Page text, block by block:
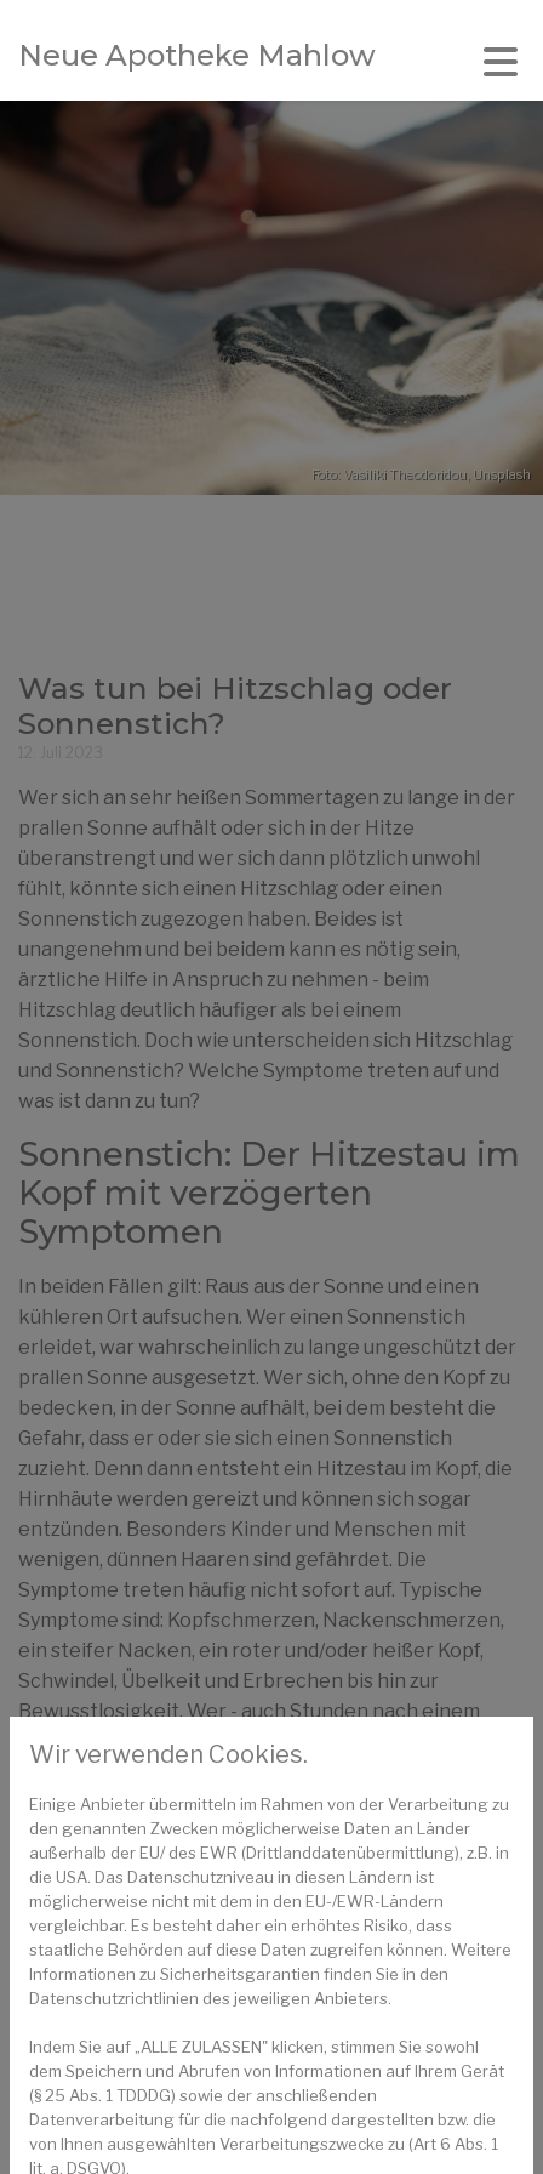
Neue Apotheke Mahlow
Foto: Vasiliki Theodoridou Unsplash
Was tun bei Hitzschlag oder
Sonnenstich?
Wer sich an sehr heißen Sommertagen zu lange in der
prallen Sonne aufhält oder sich in der Hitze
überanstrengt und wer sich dann plötzlich unwohl
fühlt, könnte sich einen Hitzschlag oder einen
Sonnenstich zugezogen haben. Beides ist
unangenehm und bei beidem kann es nötig sein,
ärztliche Hilfe in Anspruch zu nehmen - beim
Hitzschlag deutlich häufiger als bei einem
Sonnenstich. Doch wie unterscheiden sich Hitzschlag
und Sonnenstich? Welche Symptome treten auf und
was ist dann zu tun?
Sonnenstich: Der Hitzestau im
Kopf mit verzögerten
Symptomen
In beiden Fällen gilt: Raus aus der Sonne und einen
kühleren Ort aufsuchen. Wer einen Sonnenstich
erleidet, war wahrscheinlich zu lange ungeschützt der
prallen Sonne ausgesetzt. Wer sich, ohne den Kopf zu
bedecken, in der Sonne aufhält, bei dem besteht die
Gefahr, dass er oder sie sich einen Sonnenstich
zuzieht. Denn dann entsteht ein Hitzestau im Kopf, die
Hirnhäute werden gereizt und können sich sogar
entzünden. Besonders Kinder und Menschen mit
wenigen, dünnen Haaren sind gefährdet. Die
Symptome treten häufig nicht sofort auf. Typische
Symptome sind: Kopfschmerzen, Nackenschmerzen,
ein steifer Nacken, ein roter und/oder heißer Kopf,
Schwindel, Übelkeit und Erbrechen bis hin zur
Bewusstlosigkeit. Wer - auch Stunden nach einem
Aufenthalt in praller Sonne - diese Symptome zeigt,
abgedunkelten Ort mit erhöhtem Oberkörper
hinlegen und den Kopf mit feuchten Tüchern kühlen.
Viel trinken ist wichtig, in Absprache mit Ärztin oder
Arzt können auch Schmerzmittel eingenommen
werden. Sollte die oder der Betroffene das
Bewusstsein verlieren oder sollten sich die
Beschwerden schnell sehr verschlechtern, muss der
Rettungsdienst gerufen werden.
Sie haben Fragen zu Hitzschlag und
Sonnenstich oder Ratgeber im Allgemeinen?
Gesundheits-Experten und -Expertinnen aus
Wir verwenden Cookies.
Einige Anbieter übermitteln im Rahmen von der Verarbeitung zu
den genannten Zwecken möglicherweise Daten an Länder
außerhalb der EU/ des EWR (Drittlanddatenübermittlung), z.B. in
die USA. Das Datenschutzniveau in diesen Ländern ist
möglicherweise nicht mit dem in den EU-/EWR-Ländern
vergleichbar. Es besteht daher ein erhöhtes Risiko, dass
staatliche Behörden auf diese Daten zugreifen können. Weitere
Informationen zu Sicherheitsgarantien finden Sie in den
Datenschutzrichtlinien des jeweiligen Anbieters.
Indem Sie auf „ALLE ZULASSEN" klicken, stimmen Sie sowohl
dem Speichern und Abrufen von Informationen auf Ihrem Gerät
(§ 25 Abs. 1 TDDDG) sowie der anschließenden
Datenverarbeitung für die nachfolgend dargestellten bzw. die
von Ihnen ausgewählten Verarbeitungszwecke zu (Art 6 Abs. 1
lit. a. DSGVO).